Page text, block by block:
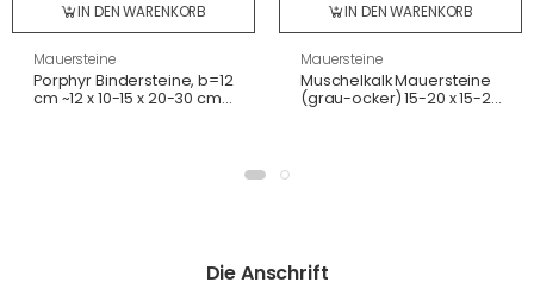
IN DEN WARENKORB
Mauersteine
Porphyr Bindersteine, b=12
cm ~12 x 10-15 x 20-30 cm
IN DEN WARENKORB
Mauersteine
Muschelkalk Mauersteine
(grau-ocker) 15-20 x 15-25
Die Anschrift